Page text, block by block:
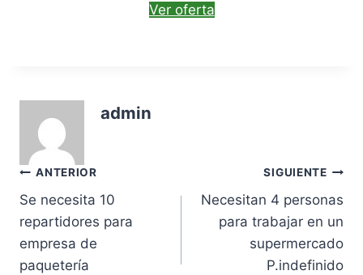
Ver oferta
admin
Navegación
de
entradas
ANTERIOR
Se necesita 10
repartidores para
empresa de
paquetería
SIGUIENTE
Necesitan 4 personas
para trabajar en un
supermercado
P.indefinido